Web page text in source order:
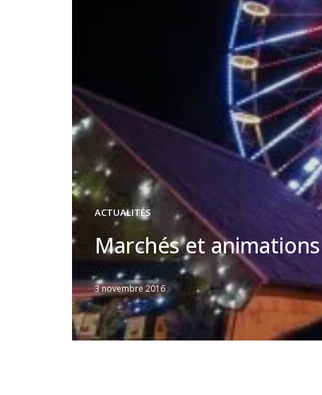
ACTUALITÉS
Marchés et
Written
by
Jérémie
3 novembre 2016